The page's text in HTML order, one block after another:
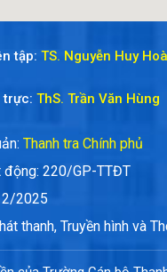
tập: TS. Nguyễn Huy
trực: ThS. Trần Văn Hùng
Thanh tra Chính phủ
động: 220/GP-TTĐT
2025
thanh, Truyền hình và